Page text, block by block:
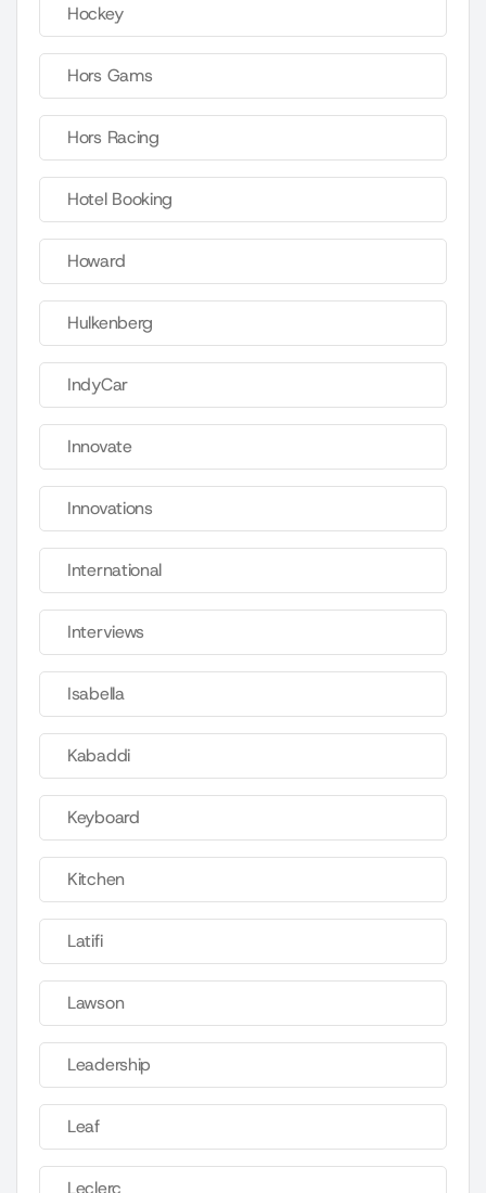
Hockey
Hors Gams
Hors Racing
Hotel Booking
Howard
Hulkenberg
IndyCar
Innovate
Innovations
International
Interviews
Isabella
Kabaddi
Keyboard
Kitchen
Latifi
Lawson
Leadership
Leaf
Leclerc